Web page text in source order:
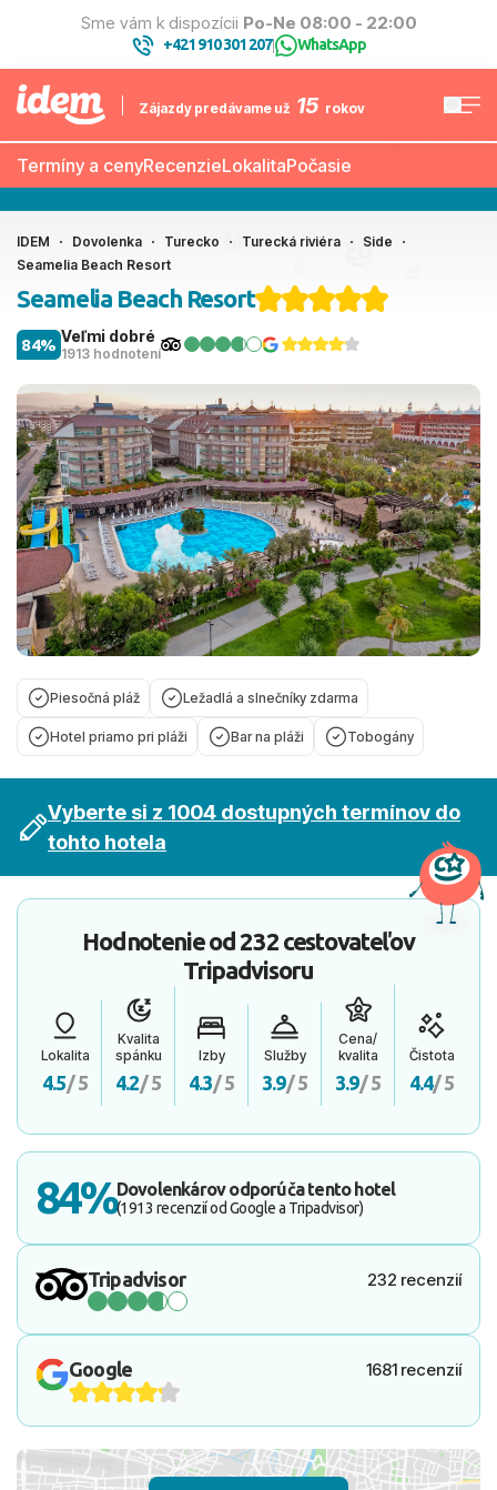
Sme vám k dispozícii Po-Ne 08:00 - 22:00
+421 910 301 207| WhatsApp
Zájazdy predávame už 15 rokov
Termíny a cenyRecenzieLokalitaPočasie
IDEM Dovolenka Turecko Turecká riviéra
Side
Seamelia Beach Resort
Seamelia Beach Resort
Veľmi dobré
1913 hodnotení
84%
Piesočná pláž Ležadlá a slnečníky zdarma
Hotel priamo pri pláži Bar na pláži Tobogány
Vyberte si z 1004 dostupných termínov do
tohto hotela
Hodnotenie od232 cestovateľov
Tripadvisoru
Lokalita
4.5/ 5
Kvalita
spánku
4.2/ 5
Izby
4.3/ 5
Služby
3.9/ 5
Cena/
kvalita
3.9/ 5
Čistota
4.4/ 5
84%Dovolenkárov odporúča tento hotel
(1913 recenzií od Google a Tripadvisor)
Tripadvisor 232 recenzií
Google 1681 recenzií